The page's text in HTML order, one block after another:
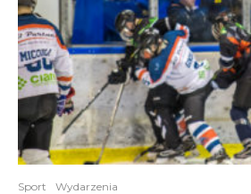
Sport Wydarzenia